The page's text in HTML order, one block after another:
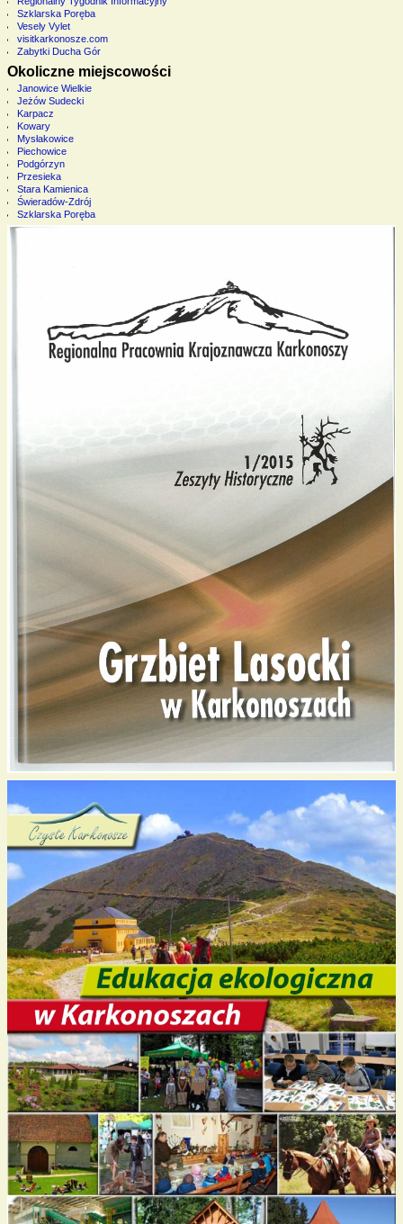
Szklarska Poręba
Vesely Vylet
visitkarkonosze.com
Zabytki Ducha Gór
Okoliczne miejscowości
Janowice Wielkie
Jeżów Sudecki
Karpacz
Kowary
Mysłakowice
Piechowice
Podgórzyn
Przesieka
Stara Kamienica
Świeradów-Zdrój
Szklarska Poręba